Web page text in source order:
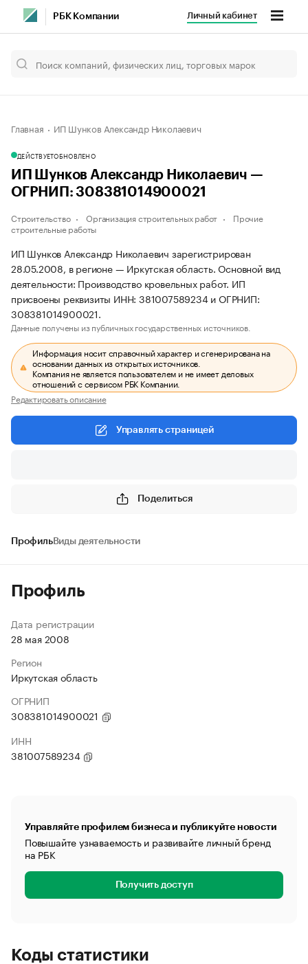
РБК Компании Личный кабинет
Главная ИП Шунков Александр Николаевич
ДЕЙСТВУЕТОБНОВЛЕНО
ИП Шунков Александр Николаевич —
ОГРНИП: 308381014900021
Строительство Организация строительных работ
Прочие
строительные работы
ИП Шунков Александр Николаевич зарегистрирован
28.05.2008, в регионе — Иркутская область. Основной вид
деятельности: Производство кровельных работ. ИП
присвоены реквизиты ИНН: 381007589234 и ОГРНИП:
308381014900021.
Данные получены из публичных государственных источников.
Информация носит справочный характер и сгенерирована на
основании данных из открытых источников.
Компания не является пользователем и не имеет деловых
отношений с сервисом РБК Компании.
Редактировать описание
Управлять страницей
Поделиться
ПрофильВиды деятельности
Профиль
Дата регистрации
28 мая 2008
Регион
Иркутская область
ОГРНИП
308381014900021
ИНН
381007589234
Управляйте профилем бизнеса и публикуйте новости
Повышайте узнаваемость и развивайте личный бренд
на РБК
Получить доступ
Коды статистики